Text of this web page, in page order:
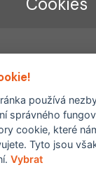
používá
správného
cookie, které
Tyto jsou
Vybrat